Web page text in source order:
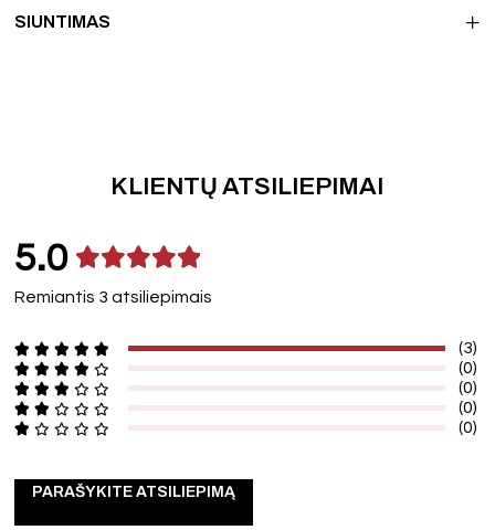
SIUNTIMAS
KLIENTŲ ATSILIEPIMAI
5.0
Remiantis 3 atsiliepimais
(3)
(0)
(0)
(0)
(0)
PARAŠYKITE ATSILIEPIMĄ